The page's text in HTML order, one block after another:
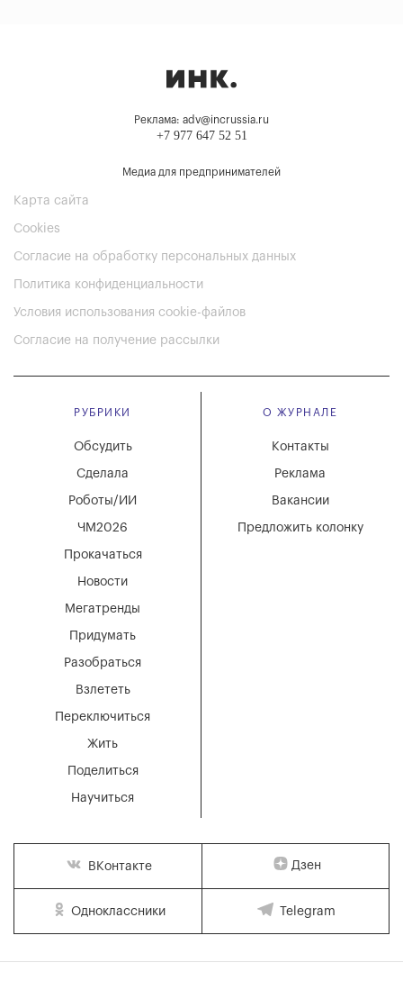
Реклама: adv@incrussia.ru
+7 977 647 52 51
Медиа для предпринимателей
Карта сайта
Cookies
Согласие на обработку персональных данных
Политика конфиденциальности
Условия использования cookie-файлов
Согласие на получение рассылки
РУБРИКИ
Мегатренды
Придумать
Разобраться
Взлететь
Новости
Переключиться
Жить
Поделиться
Научиться
Обсудить
Сделала
Роботы/ИИ
ЧМ2026
Прокачаться
О ЖУРНАЛЕ
Вакансии
Реклама
Контакты
Предложить колонку
ВКонтакте Дзен
Одноклассники Telegram